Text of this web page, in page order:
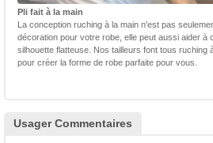
Pli fait à la main
La conception ruching à la main n'est pas
décoration pour votre robe, elle peut aussi aider à
silhouette flatteuse. Nos tailleurs font tous ruching
pour créer la forme de robe parfaite pour vous.
Usager Commentaires